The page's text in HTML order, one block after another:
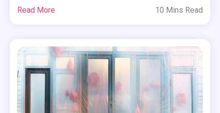
Read More 10 Mins Read